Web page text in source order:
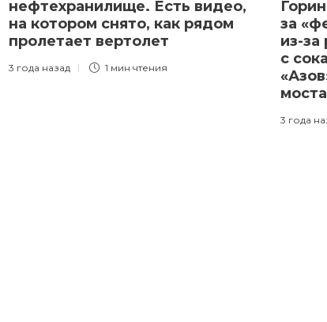
нефтехранилище. Есть видео,
на котором снято, как рядом
пролетает вертолет
3 года назад 1 мин чтения
за
из-за
с
моста
3 года